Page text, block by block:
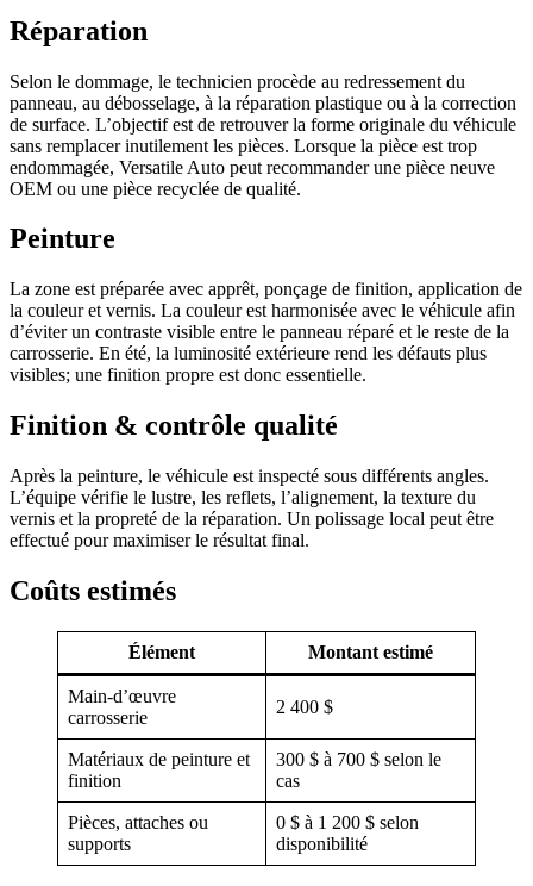
Réparation
Selon le dommage, le technicien procède au redressement du
panneau, au débosselage, à la réparation plastique ou à la correction
de surface. L’objectif est de retrouver la forme originale du véhicule
sans remplacer inutilement les pièces. Lorsque la pièce est trop
endommagée, Versatile Auto peut recommander une pièce neuve
OEM ou une pièce recyclée de qualité.
Peinture
La zone est préparée avec apprêt, ponçage de finition, application de
la couleur et vernis. La couleur est harmonisée avec le véhicule afin
d’éviter un contraste visible entre le panneau réparé et le reste de la
carrosserie. En été, la luminosité extérieure rend les défauts plus
visibles; une finition propre est donc essentielle.
Finition & contrôle qualité
Après la peinture, le véhicule est inspecté sous différents angles.
L’équipe vérifie le lustre, les reflets, l’alignement, la texture du
vernis et la propreté de la réparation. Un polissage local peut être
effectué pour maximiser le résultat final.
Coûts estimés
Élément Montant estimé
Main-d’œuvre
carrosserie
2 400 $
Matériaux de peinture et
finition
300 $ à 700 $ selon le
cas
Pièces, attaches ou
supports
0 $ à 1 200 $ selon
disponibilité